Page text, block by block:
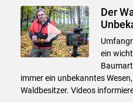
Der
ein
immer ein unbekanntes
Waldbesitzer. Videos